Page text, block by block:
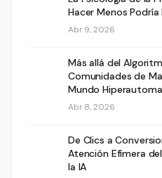
Hacer Menos Podría
Abr 9, 2026
Más allá del
Comunidades de
Mundo
Abr 8, 2026
De Clics a
Atención Efímera
la IA